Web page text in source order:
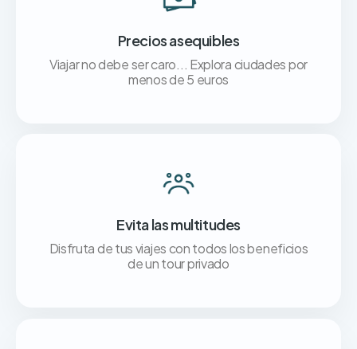
Precios asequibles
Viajar no debe ser caro... Explora ciudades por
menos de 5 euros
Evita las multitudes
Disfruta de tus viajes con todos los beneficios
de un tour privado